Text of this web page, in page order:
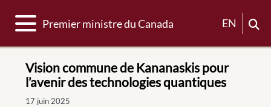
Basculer la navigation
Premier ministre du Canada EN
Vision commune de Kananaskis pour
l’avenir des technologies quantiques
17 juin 2025